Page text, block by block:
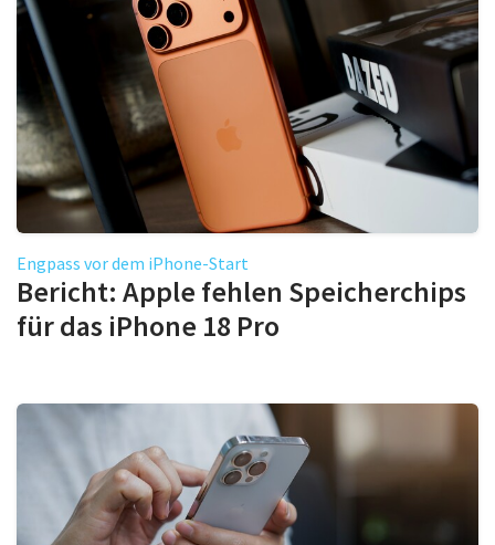
Engpass vor dem iPhone-Start
Bericht: Apple fehlen Speicherchips
für das iPhone 18 Pro